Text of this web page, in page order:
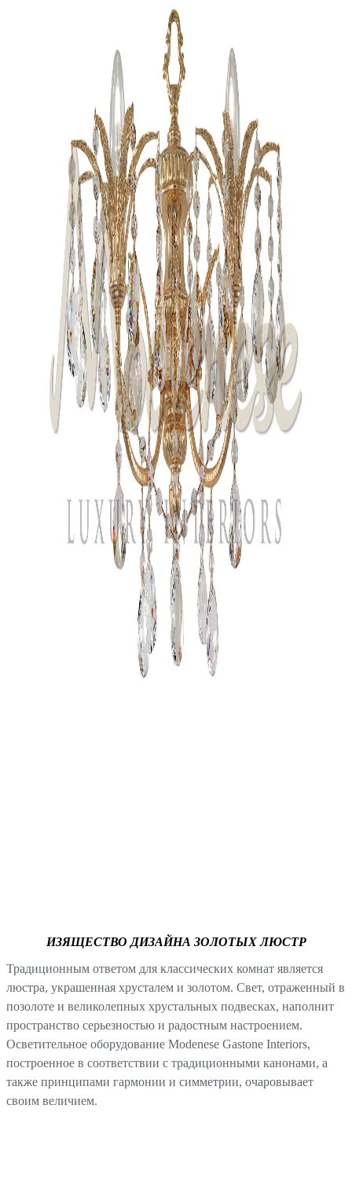
ИЗЯЩЕСТВО ДИЗАЙНА ЗОЛОТЫХ ЛЮСТР
Традиционным ответом для классических комнат является
люстра, украшенная хрусталем и золотом. Свет, отраженный в
позолоте и великолепных хрустальных подвесках, наполнит
пространство серьезностью и радостным настроением.
Осветительное оборудование Modenese Gastone Interiors,
построенное в соответствии с традиционными канонами, а
также принципами гармонии и симметрии, очаровывает
своим величием.